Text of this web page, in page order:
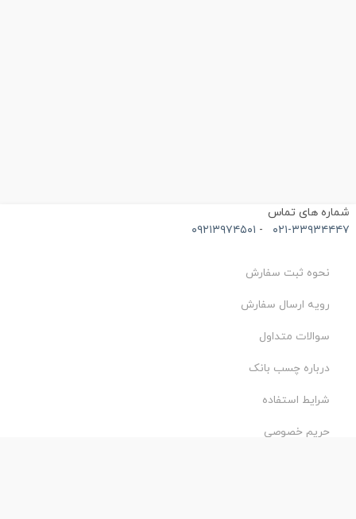
های تماس
۳۳۹۳۴۴۴۷- ۰۹۲۱۳۹۷۴۵۰۱
نحوه ثبت سفارش
رویه ارسال سفارش
سوالات متداول
درباره چسب بانک
شرایط استفاده
حریم خصوصی